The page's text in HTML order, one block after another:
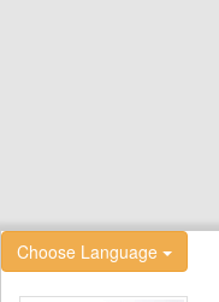
Choose Language